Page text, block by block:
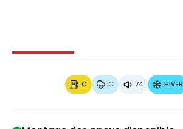
Image 1 sur 3
C C 74 HIVER